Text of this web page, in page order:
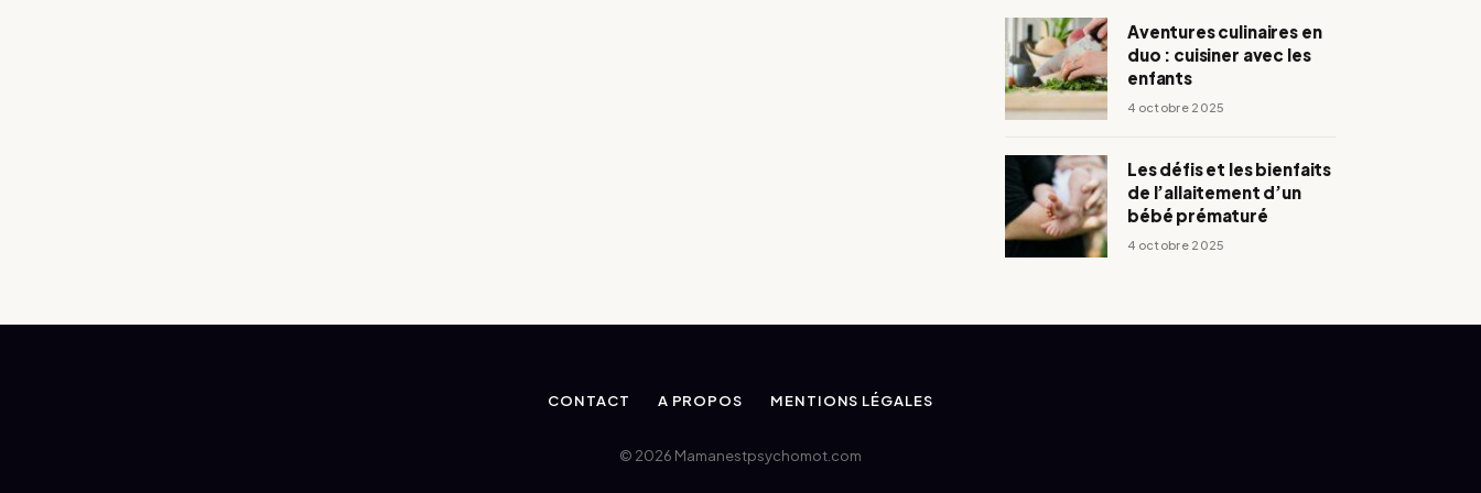
Aventures culinaires en
duo : cuisiner avec les
enfants
4 octobre 2025
Les défis et les bienfaits
de l’allaitement d’un
bébé prématuré
4 octobre 2025
CONTACT A PROPOS MENTIONS LÉGALES
© 2026 Mamanestpsychomot.com